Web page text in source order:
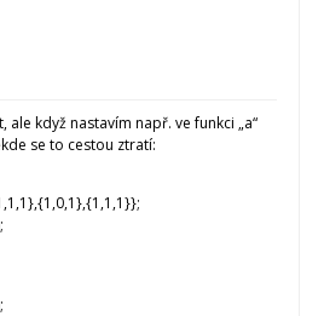
když nastavím např. ve funkci „a“
se to cestou ztratí: